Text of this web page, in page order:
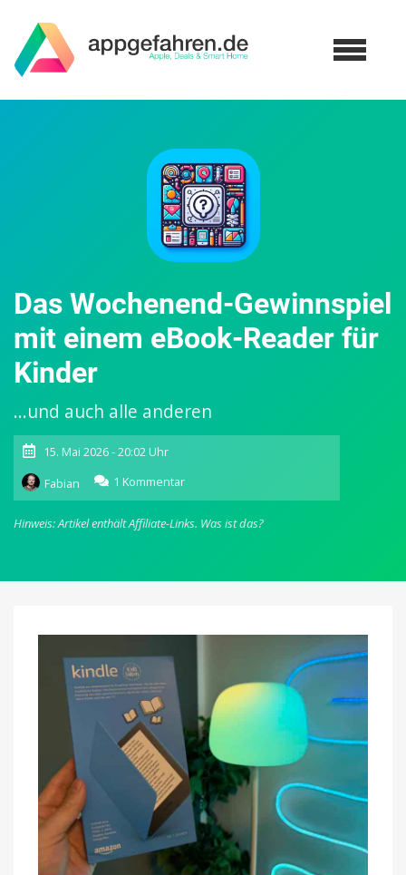
Das Wochenend-Gewinnspiel
mit einem eBook-Reader für
Kinder
...und auch alle anderen
15. Mai 2026 - 20:02 Uhr
Fabian
1 Kommentar
Das
Wochenend-
Gewinnspiel
eBook-
Kinder
Hinweis: Artikel enthält Affiliate-Links. Was ist das?